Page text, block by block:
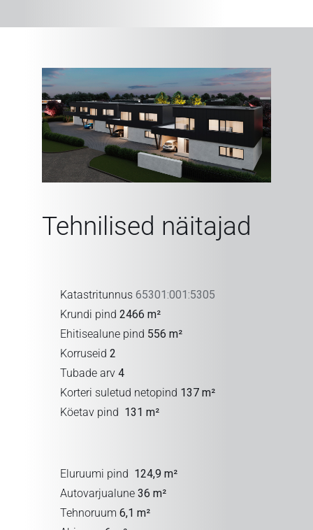
Tehnilised näitajad
Katastritunnus65301:001:5305
Krundi pind2466 m²
Ehitisealune pind 556 m²
Korruseid2
Tubade arv4
Korteri suletud netopind 137 m²
Köetav pind 131 m²
Eluruumi pind 124,9 m²
Autovarjualune36 m²
Tehnoruum 6,1 m²